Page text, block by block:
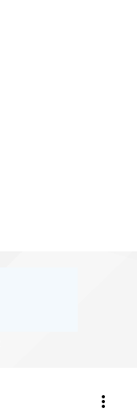
more_vert